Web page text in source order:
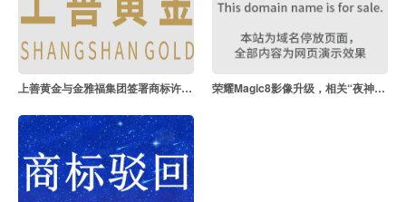
上善黄金与金雅福集团签署商标许可协议 荣耀Magic8影像升级，相关“夜神”商标已布局！